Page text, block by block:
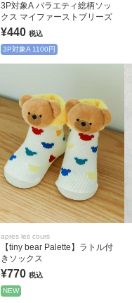
3P対象A バラエティ総柄ソッ
クス マイファーストブリーズ
¥440 税込
3P対象A 1100円
apres les cours
【tiny bear Palette】ラトル付
きソックス
¥770 税込
NEW